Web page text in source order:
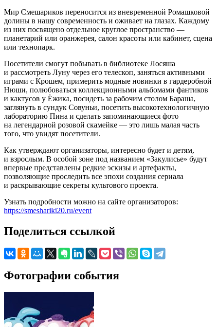
Мир Смешариков переносится из вневременной Ромашковой
долины в нашу современность и оживает на глазах. Каждому
из них посвящено отдельное круглое пространство —
планетарий или оранжерея, салон красоты или кабинет, сцена
или технопарк.
Посетители смогут побывать в библиотеке Лосяша
и рассмотреть Луну через его телескоп, заняться активными
играми с Крошем, примерить модные новинки в гардеробной
Нюши, полюбоваться коллекционными альбомами фантиков
и кактусов у Ёжика, посидеть за рабочим столом Бараша,
заглянуть в сундук Совуньи, посетить высокотехнологичную
лабораторию Пина и сделать запоминающиеся фото
на легендарной розовой скамейке — это лишь малая часть
того, что увидят посетители.
Как утверждают организаторы, интересно будет и детям,
и взрослым. В особой зоне под названием «Закулисье» будут
впервые представлены редкие эскизы и артефакты,
позволяющие проследить все эпохи создания сериала
и раскрывающие секреты культового проекта.
Узнать подробности можно на сайте организаторов:
https://smeshariki20.ru/event
Поделиться ссылкой
Фотографии события